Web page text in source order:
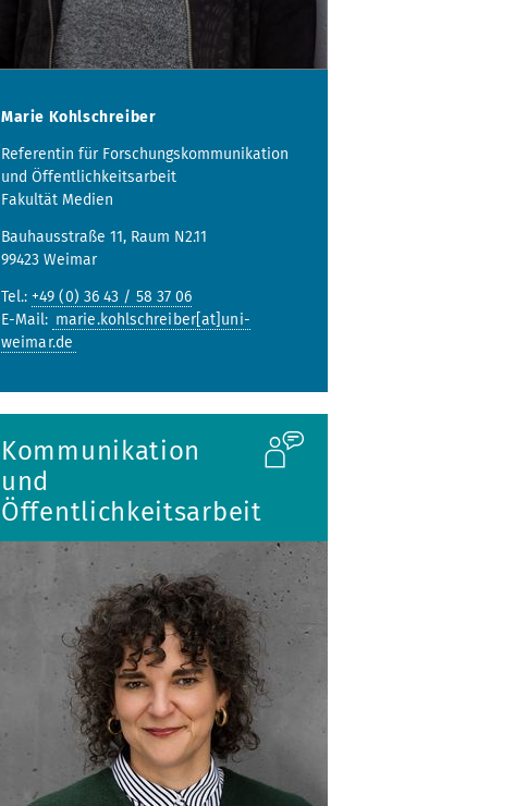
Marie Kohlschreiber
Referentin für Forschungskommunikation
und Öffentlichkeitsarbeit
Fakultät Medien
Bauhausstraße 11, Raum N2.11
99423 Weimar
Tel.: +49 (0) 36 43 / 58 37 06
E-Mail: marie.kohlschreiber[at]uni-
weimar.de
Kommunikation
und
Öffentlichkeitsarbeit